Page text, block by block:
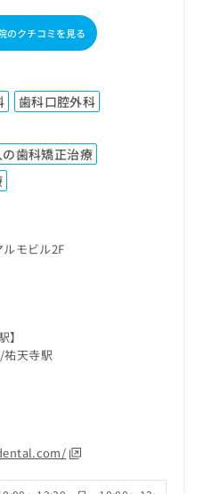
のクチコミを見る
歯科口腔外科
の歯科矯正治療
モビル2F
】
祐天寺駅